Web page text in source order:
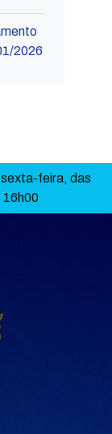
2026
feira, das
16h00